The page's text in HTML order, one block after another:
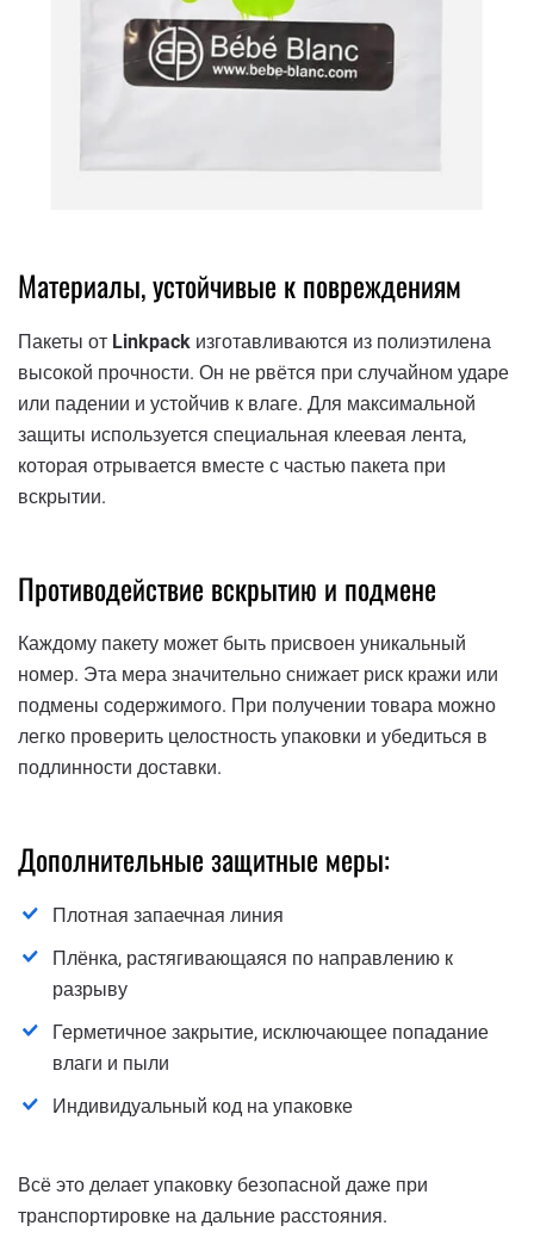
Материалы, устойчивые к повреждениям
Пакеты от Linkpack изготавливаются из полиэтилена
высокой прочности. Он не рвётся при случайном ударе
или падении и устойчив к влаге. Для максимальной
защиты используется специальная клеевая лента,
которая отрывается вместе с частью пакета при
вскрытии.
Противодействие вскрытию и подмене
Каждому пакету может быть присвоен уникальный
номер. Эта мера значительно снижает риск кражи или
подмены содержимого. При получении товара можно
легко проверить целостность упаковки и убедиться в
подлинности доставки.
Дополнительные защитные меры:
Плотная запаечная линия
Плёнка, растягивающаяся по направлению к
разрыву
Герметичное закрытие, исключающее попадание
влаги и пыли
Индивидуальный код на упаковке
Всё это делает упаковку безопасной даже при
транспортировке на дальние расстояния.